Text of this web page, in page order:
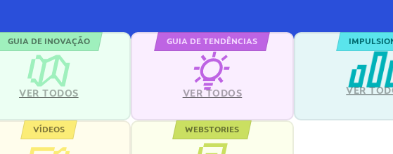
GUIA DE INOVAÇÃO
VER TODOS
GUIA DE TENDÊNCIAS
VER TODOS VER
VÍDEOS WEBSTORIES